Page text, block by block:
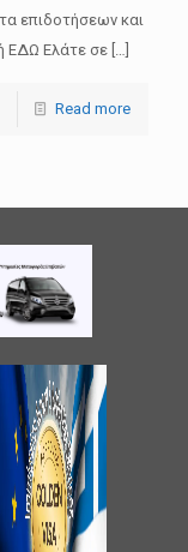
επιδοτήσεων και
ΕΔΩ Ελάτε σε
Read more